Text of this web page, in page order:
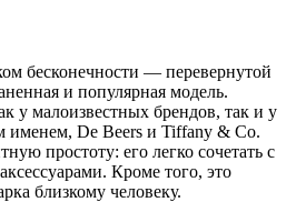
бесконечности — перевернутой
и популярная модель.
у малоизвестных брендов, так и у
De Beers и Tiffany & Co.
простоту: его легко сочетать с
Кроме того, это
близкому человеку.